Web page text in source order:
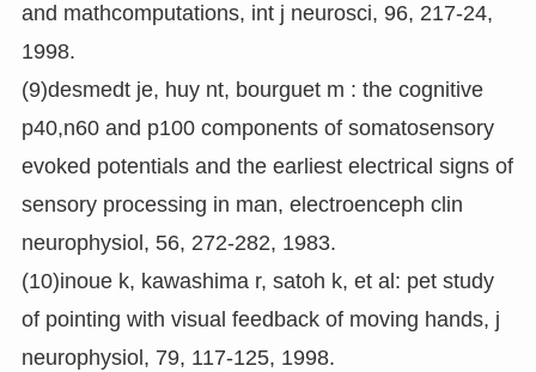
and mathcomputations, int j neurosci, 96, 217-24,
1998.
(9)desmedt je, huy nt, bourguet m : the cognitive
p40,n60 and p100 components of somatosensory
evoked potentials and the earliest electrical signs of
sensory processing in man, electroenceph clin
neurophysiol, 56, 272-282, 1983.
(10)inoue k, kawashima r, satoh k, et al: pet study
of pointing with visual feedback of moving hands, j
neurophysiol, 79, 117-125, 1998.